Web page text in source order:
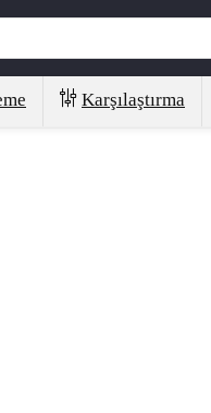
Karşılaştırma